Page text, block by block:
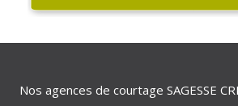
Nos agences de courtage SAGESSE